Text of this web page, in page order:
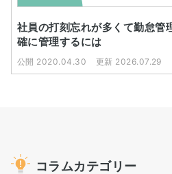
社員の打刻忘れが多くて勤怠管
確に管理するには
公開 2020.04.30 更新 2026.07.29
コラムカテゴリー